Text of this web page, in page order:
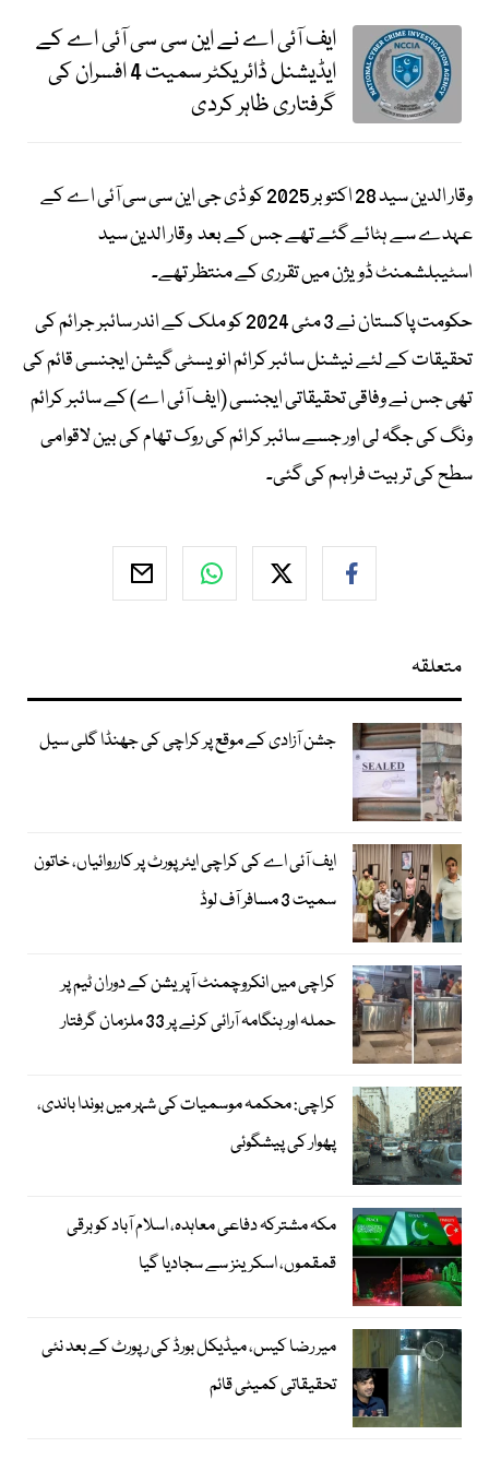
ایف آئی اے نے این سی سی آئی اے کے
ایڈیشنل ڈائریکٹر سمیت 4 افسران کی
گرفتاری ظاہر کردی
وقار الدین سید 28 اکتوبر 2025 کو ڈی جی این سی سی آئی اے کے
عہدے سے ہٹائے گئے تھے جس کے بعد وقار الدین سید
اسٹیبلشمنٹ ڈویژن میں تقرری کے منتظر تھے۔
حکومت پاکستان نے 3 مئی 2024 کو ملک کے اندر سائبر جرائم کی
تحقیقات کے لئے نیشنل سائبر کرائم انویسٹی گیشن ایجنسی قائم کی
تھی جس نے وفاقی تحقیقاتی ایجنسی (ایف آئی اے) کے سائبر کرائم
ونگ کی جگہ لی اور جسے سائبر کرائم کی روک تھام کی بین لاقوامی
سطح کی تربیت فراہم کی گئی۔
متعلقہ
جشن آزادی کے موقع پر کراچی کی جھنڈا گلی سیل
ایف آئی اے کی کراچی ایئرپورٹ پر کارروائیاں، خاتون
سمیت 3 مسافر آف لوڈ
کراچی میں انکروچمنٹ آپریشن کے دوران ٹیم پر
حملہ اور ہنگامہ آرائی کرنے پر 33 ملزمان گرفتار
کراچی: محکمہ موسمیات کی شہر میں بوندا باندی،
پھوار کی پیشگوئی
مکہ مشترکہ دفاعی معاہدہ، اسلام آباد کو برقی
قمقموں، اسکرینز سے سجادیا گیا
میر رضا کیس، میڈیکل بورڈ کی رپورٹ کے بعد نئی
تحقیقاتی کمیٹی قائم